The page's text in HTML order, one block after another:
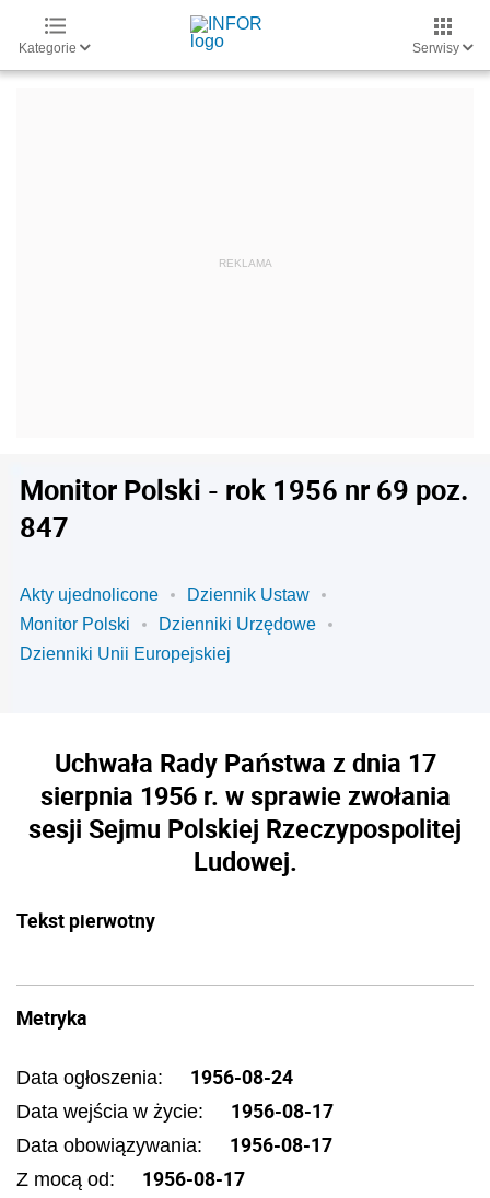
Kategorie Serwisy
Monitor Polski - rok 1956 nr 69 poz.
847
Akty ujednolicone
Dziennik Ustaw
Monitor Polski
Dzienniki Urzędowe
Dzienniki Unii Europejskiej
Uchwała Rady Państwa z dnia 17
sierpnia 1956 r. w sprawie zwołania
sesji Sejmu Polskiej Rzeczypospolitej
Ludowej.
Tekst pierwotny
Metryka
Data ogłoszenia: 1956-08-24
Data wejścia w życie: 1956-08-17
Data obowiązywania: 1956-08-17
Z mocą od: 1956-08-17